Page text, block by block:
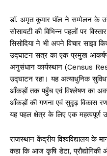
डॉ. अमृत कुमार पॉल ने सम्मेलन के
सोसायटी की विभिन्न पहलों पर
सिसोदिया ने भी अपने विचार साझा
उद्घाटन सत्र का एक प्रमुख आकर्षण
अनुसंधान कार्यस्थान (Census
उद्घाटन रहा। यह अत्याधुनिक
आँकड़ों तक पहुँच एवं विश्लेषण का
आँकड़ों की गणना एवं सुदृढ़ विकास
यह पहल क्षेत्र के लिए एक महत्वपूर्ण
राजस्थान केंद्रीय विश्वविद्यालय के
कहा कि आज कृषि डेटा, प्रौद्योगिकी